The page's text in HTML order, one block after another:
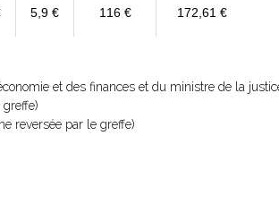
5,9 € 116 € 172,61 €
et des finances et du ministre de la
reversée par le greffe)